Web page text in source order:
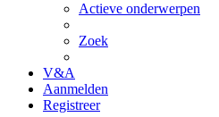
Actieve onderwerpen
Zoek
V&A
Aanmelden
Registreer